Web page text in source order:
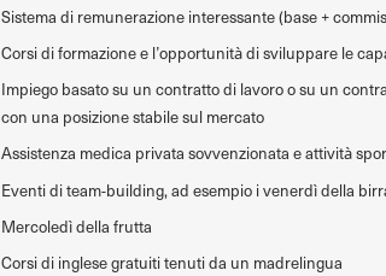
Sistema di remunerazione interessante (base +
Corsi di formazione e l’opportunità di sviluppare le
Impiego basato su un contratto di lavoro o su un
con una posizione stabile sul mercato
Assistenza medica privata sovvenzionata e attività
Eventi di team-building, ad esempio i venerdì della
Mercoledì della frutta
Corsi di inglese gratuiti tenuti da un madrelingua